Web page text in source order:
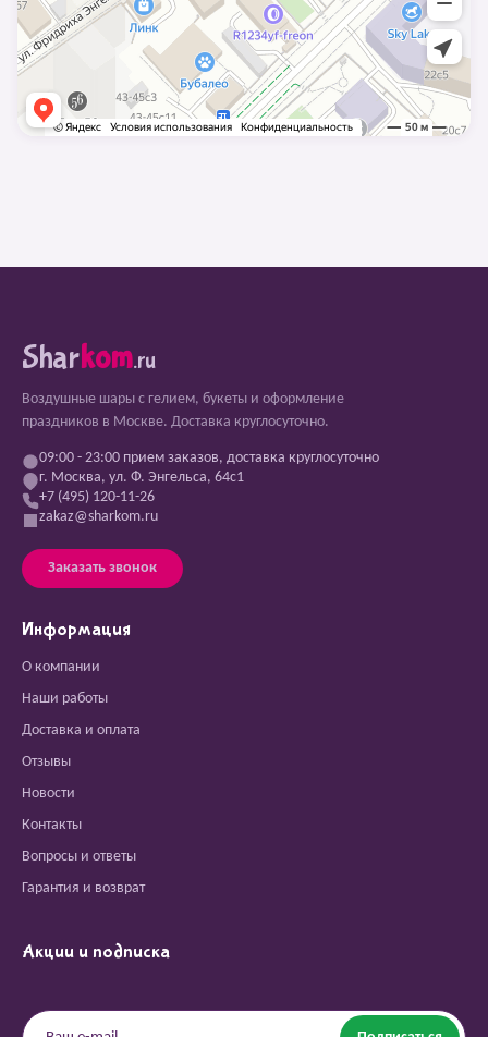
Sharkom.ru
Воздушные шары с гелием, букеты и оформление
праздников в Москве. Доставка круглосуточно.
09:00 - 23:00 прием заказов, доставка круглосуточно
г. Москва, ул. Ф. Энгельса, 64с1
+7 (495) 120-11-26
zakaz@sharkom.ru
Заказать звонок
Информация
О компании
Наши работы
Доставка и оплата
Отзывы
Новости
Контакты
Вопросы и ответы
Гарантия и возврат
Акции и подписка